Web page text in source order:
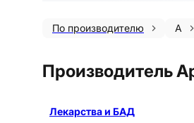
По производителю А
Производитель
Лекарства и БАД